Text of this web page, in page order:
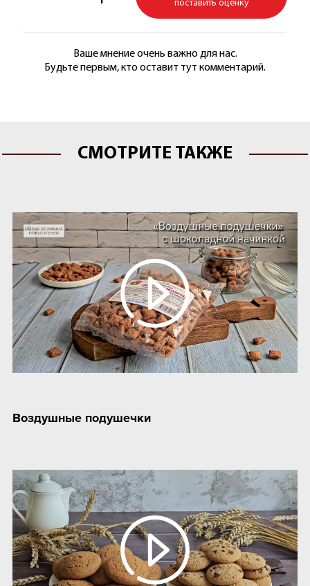
поставить оценку
Ваше мнение очень важно для нас.
Будьте первым, кто оставит тут комментарий.
СМОТРИТЕ ТАКЖЕ
Воздушные подушечки